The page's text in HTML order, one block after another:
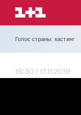
Голос страны: кастинг
16:30 | 17.11.2019